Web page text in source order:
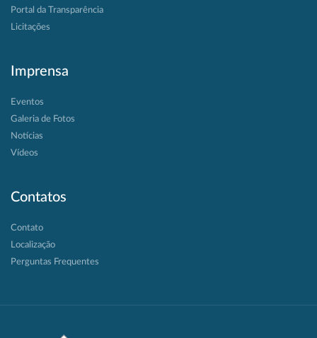
Portal da Transparência
Licitações
Imprensa
Eventos
Galeria de Fotos
Notícias
Vídeos
Contatos
Contato
Localização
Perguntas Frequentes